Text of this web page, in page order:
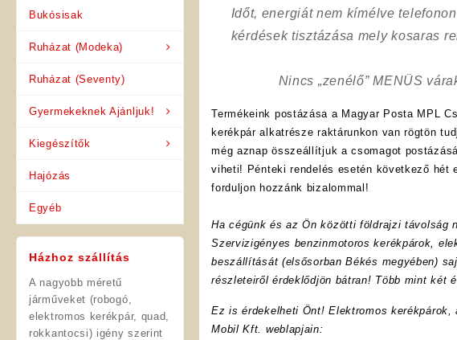
Bukósisak
Ruházat (Modeka)
Ruházat (Seventy)
Gyermekeknek Ajánljuk!
Kiegészítők
Hajózás
Egyéb
Házhoz szállítás
A nagyobb méretű
járműveket (robogó,
elektromos kerékpár, quad,
rokkantocsi) igény szerint
Időt, energiát nem kímélve
kérdések tisztázása mely kosaras
Nincs „zenélő” MENÜS
Termékeink postázása a Magyar Posta MPL
kerékpár alkatrésze raktárunkon van rögtön
még aznap összeállítjuk a csomagot
viheti! Pénteki rendelés esetén következő hét
forduljon hozzánk bizalommal!
Ha cégünk és az Ön közötti földrajzi távolság
Szervizigényes benzinmotoros kerékpárok,
beszállítását (elsősorban Békés megyében)
részleteiről érdeklődjön bátran! Több mint két
Ez is érdekelheti Önt! Elektromos
Mobil Kft. weblapjain: